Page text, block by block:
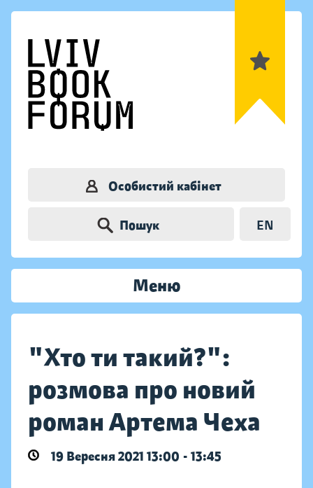
Особистий кабінет
Пошук EN
Меню
"Хто ти такий?":
розмова про новий
роман Артема Чеха
19 Вересня 2021 13:00 - 13:45